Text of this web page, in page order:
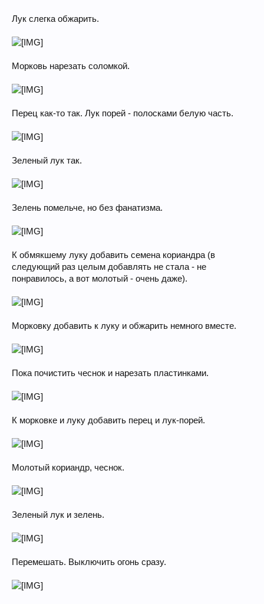
Лук слегка обжарить.
Морковь нарезать соломкой.
Перец как-то так. Лук порей - полосками белую часть.
Зеленый лук так.
Зелень помельче, но без фанатизма.
К обмякшему луку добавить семена кориандра (в
следующий раз целым добавлять не стала - не
понравилось, а вот молотый - очень даже).
Морковку добавить к луку и обжарить немного вместе.
Пока почистить чеснок и нарезать пластинками.
К морковке и луку добавить перец и лук-порей.
Молотый кориандр, чеснок.
Зеленый лук и зелень.
Перемешать. Выключить огонь сразу.